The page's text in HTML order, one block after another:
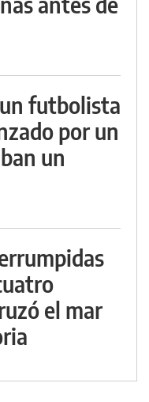
futbolista
por un
un
el mar